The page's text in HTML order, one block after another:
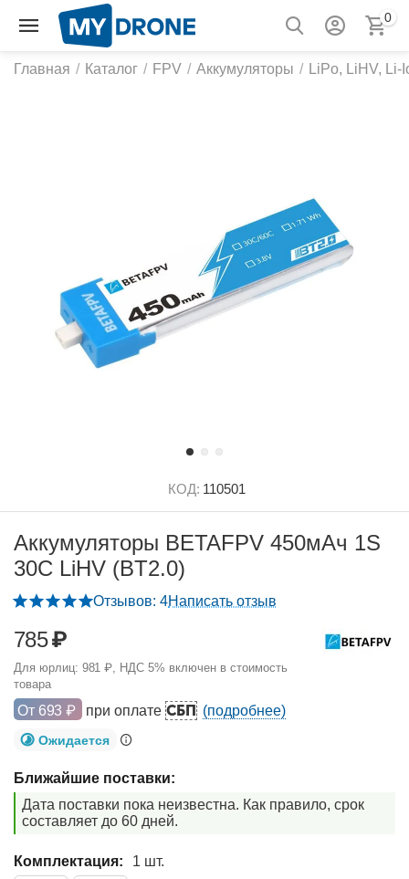
0
Главная / Каталог / FPV / Аккумуляторы / LiPo, LiHV, Li-
КОД: 110501
Аккумуляторы BETAFPV 450мАч 1S
30C LiHV (BT2.0)
Отзывов: 4Написать отзыв
785₽
Для юрлиц: 981 ₽, НДС 5% включен в стоимость
товара
От 693 ₽ при оплатеСБП (подробнее)
Ожидается
Ближайшие поставки:
Дата поставки пока неизвестна. Как правило, срок
составляет до 60 дней.
Комплектация: 1 шт.